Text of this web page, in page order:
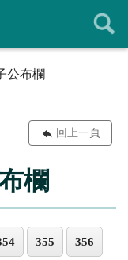
公布欄
回上一頁
欄
355 356